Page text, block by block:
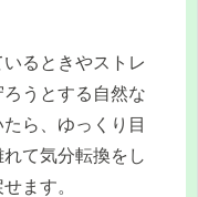
るときやストレ
うとする自然な
ら、ゆっくり目
て気分転換をし
ます。